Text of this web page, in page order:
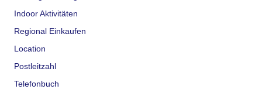
Indoor Aktivitäten
Regional Einkaufen
Location
Postleitzahl
Telefonbuch